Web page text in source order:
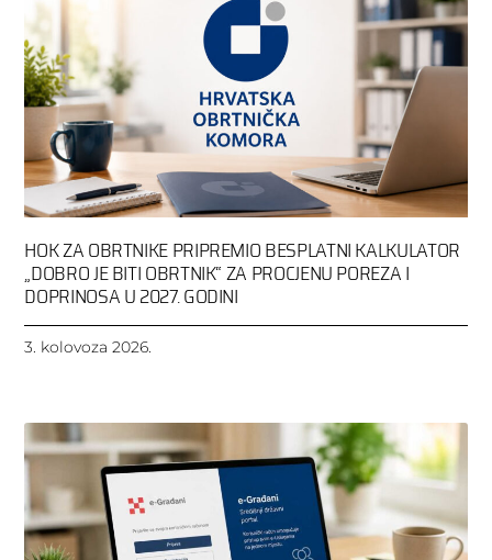
HOK ZA OBRTNIKE PRIPREMIO BESPLATNI KALKULATOR
„DOBRO JE BITI OBRTNIK“ ZA PROCJENU POREZA I
DOPRINOSA U 2027. GODINI
3. kolovoza 2026.